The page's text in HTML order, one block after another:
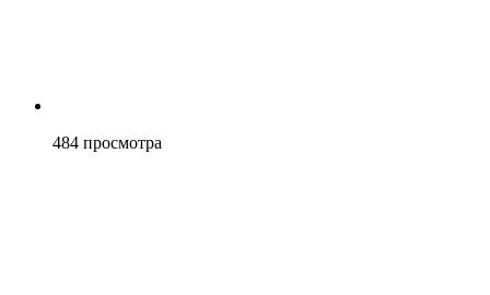
484 просмотра